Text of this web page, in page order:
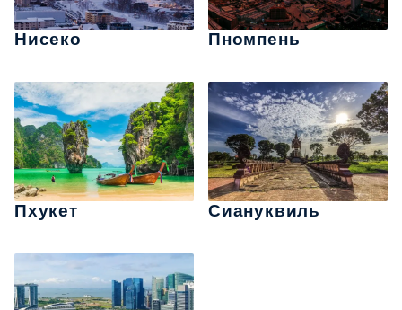
Нисеко Пномпень
Пхукет Сиануквиль